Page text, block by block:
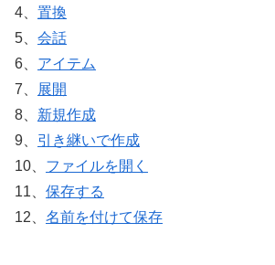
4、 置換
5、 会話
6、 アイテム
7、
展開
8、 新規作成
9、 引き継いで作成
10、 ファイルを開く
11、 保存する
12、 名前を付けて保存